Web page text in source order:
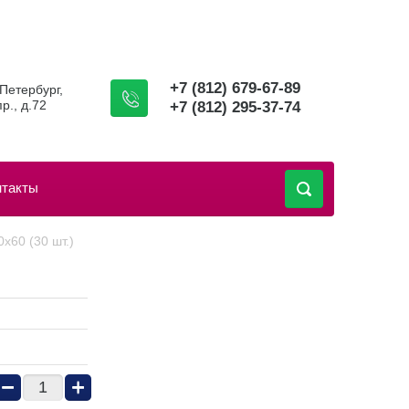
+7 (812) 679-67-89
+7 (812) 295-37-74
д.72
(30 шт.)
− +